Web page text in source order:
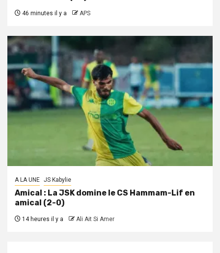
46 minutes il y a APS
A LA UNE JS Kabylie
Amical : La JSK domine le CS Hammam-Lif en
amical (2-0)
14 heures il y a Ali Ait Si Amer